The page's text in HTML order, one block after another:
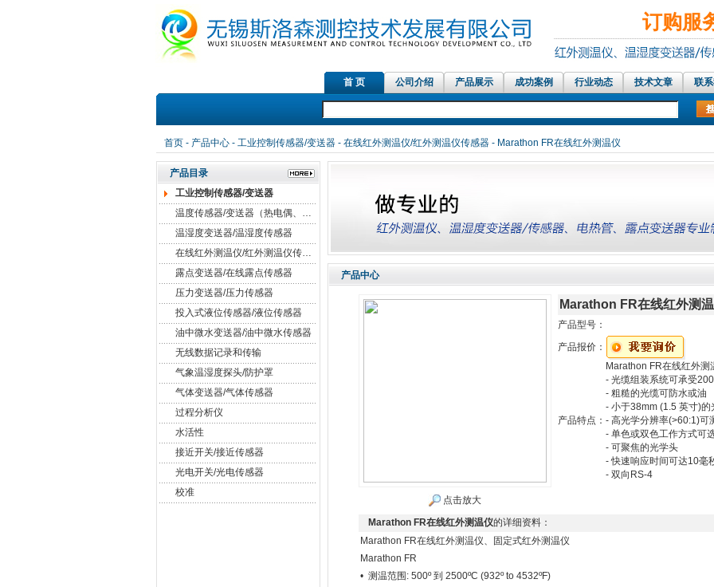
订购服
首 页 公司介绍 产品展示 成功案例 行业动态 技术文章 联
红外测温仪传感器，在线红外测温仪、铝材
首页- 产品中心- 工业控制传感器/变送器- 在线红外测温仪/红外测温仪传感器- Marathon FR在线红外测温仪
产品目录
工业控制传感器/变送器
温度传感器/变送器（热电偶、热电阻）
温湿度变送器/温湿度传感器
在线红外测温仪/红外测温仪传感器
露点变送器/在线露点传感器
压力变送器/压力传感器
投入式液位传感器/液位传感器
油中微水变送器/油中微水传感器
无线数据记录和传输
气象温湿度探头/防护罩
气体变送器/气体传感器
过程分析仪
水活性
接近开关/接近传感器
光电开关/光电传感器
校准
产品中心
点击放大
Marathon FR在线红外测
产品型号：
产品报价：
产品特点：
Marathon FR在线红外
- 光缆组装系统可承受
- 粗糙的光缆可防水或油
- 小于38mm (1.5 英寸)的
- 高光学分辨率(>60:1)可
- 单色或双色工作方式可
- 可聚焦的光学头
- 快速响应时间可达10毫
- 双向RS-4
Marathon FR在线红外测温仪的详细资料：
Marathon FR在线红外测温仪、固定式红外测温仪
Marathon FR
• 测温范围: 500º 到 2500ºC (932º to 4532ºF)